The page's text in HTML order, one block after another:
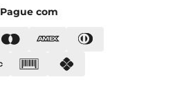
Pague com